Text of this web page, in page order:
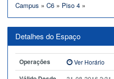
Campus » C6 » Piso 4 »
Detalhes do Espaço
Operações Ver Horário